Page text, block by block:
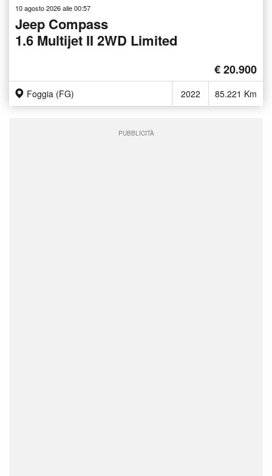
10 agosto 2026 alle 00:57
Jeep Compass
1.6 Multijet II 2WD Limited
€ 20.900
Foggia (FG) 2022 85.221 Km
PUBBLICITÀ